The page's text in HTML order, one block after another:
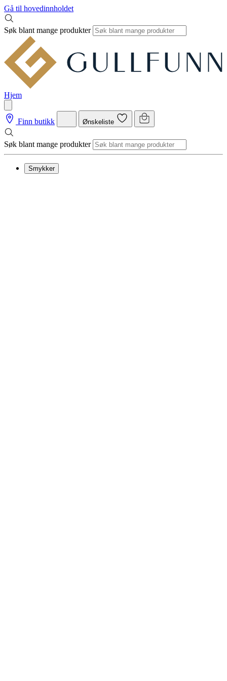
Gå til hovedinnholdet
Søk blant mange produkter
Hjem
Finn butikk Ønskeliste
Søk blant mange produkter
Smykker